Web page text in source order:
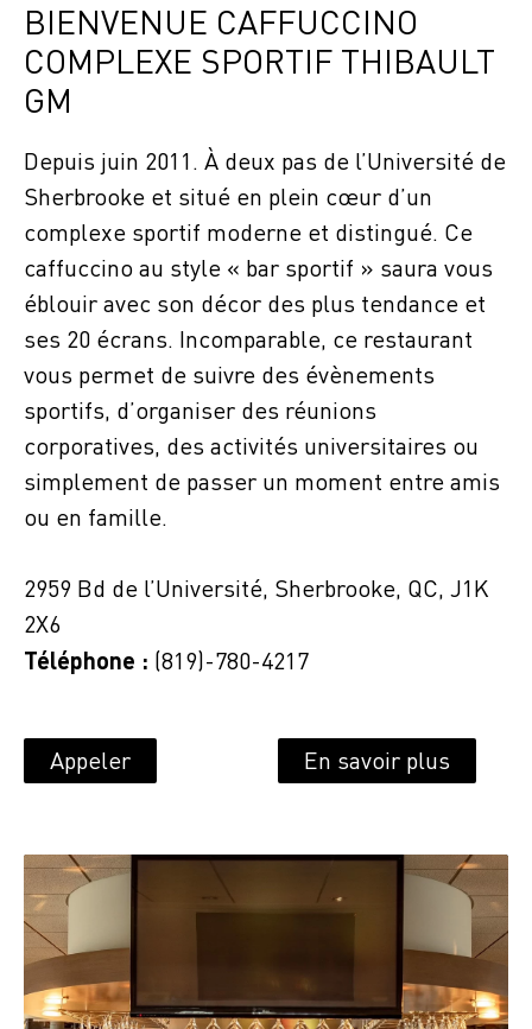
BIENVENUE CAFFUCCINO
COMPLEXE SPORTIF THIBAULT
GM
Depuis juin 2011. À deux pas de l’Université de
Sherbrooke et situé en plein cœur d’un
complexe sportif moderne et distingué. Ce
caffuccino au style « bar sportif » saura vous
éblouir avec son décor des plus tendance et
ses 20 écrans. Incomparable, ce restaurant
vous permet de suivre des évènements
sportifs, d’organiser des réunions
corporatives, des activités universitaires ou
simplement de passer un moment entre amis
ou en famille.
2959 Bd de l’Université, Sherbrooke, QC, J1K
2X6
Téléphone : (819)-780-4217
Appeler En savoir plus